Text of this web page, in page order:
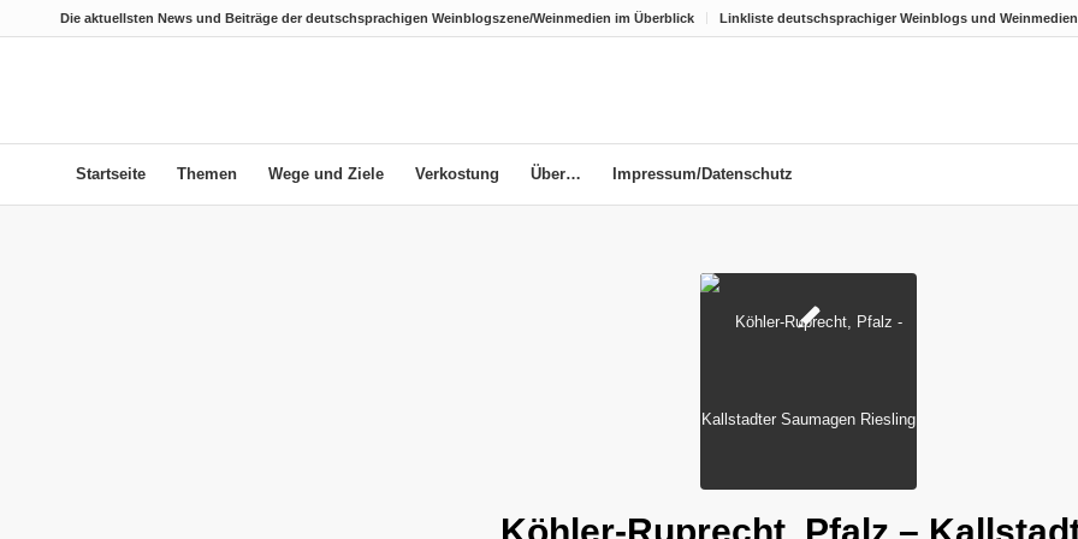
Die aktuellsten News und Beiträge der deutschsprachigen Weinblogszene/Weinmedien im Überblick Linkliste deutschsprachiger Weinblogs und Weinmedien
Startseite Themen Wege und Ziele Verkostung Über… Impressum/Datenschutz